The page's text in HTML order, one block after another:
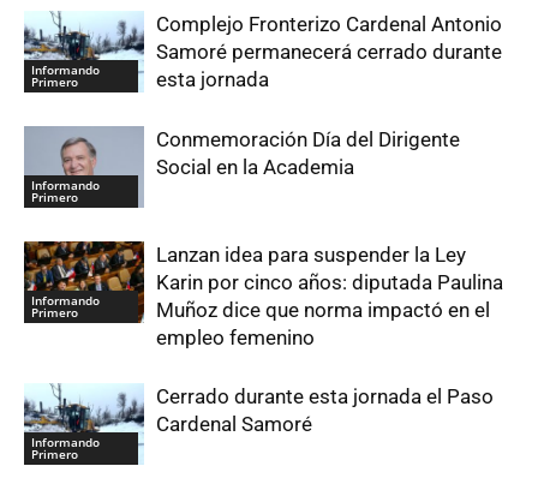
Informando
Primero
Complejo Fronterizo Cardenal Antonio
Samoré permanecerá cerrado durante
esta jornada
Informando
Primero
Conmemoración Día del Dirigente
Social en la Academia
Informando
Primero
Lanzan idea para suspender la Ley
Karin por cinco años: diputada Paulina
Muñoz dice que norma impactó en el
empleo femenino
Informando
Primero
Cerrado durante esta jornada el Paso
Cardenal Samoré